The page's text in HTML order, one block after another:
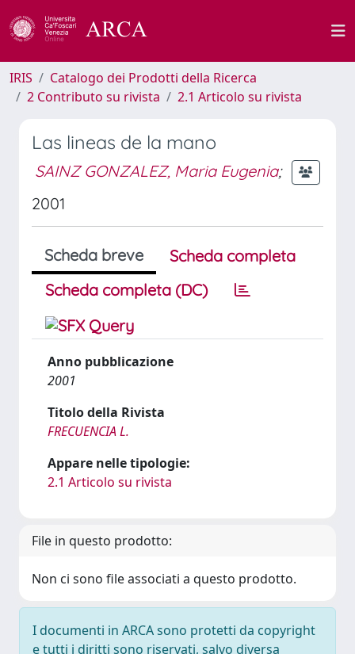
IRIS
Catalogo dei Prodotti della Ricerca
2 Contributo su rivista
2.1 Articolo su rivista
Las lineas de la mano
SAINZ GONZALEZ, Maria Eugenia;
2001
Scheda breve
Scheda completa
Scheda completa (DC)
Anno pubblicazione
2001
Titolo della Rivista
FRECUENCIA L.
Appare nelle tipologie:
2.1 Articolo su rivista
File in questo prodotto:
Non ci sono file associati a questo prodotto.
I documenti in ARCA sono protetti da copyright
e tutti i diritti sono riservati, salvo diversa